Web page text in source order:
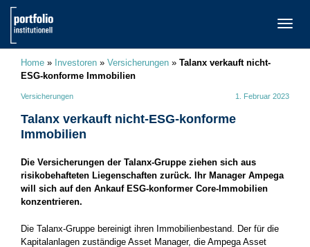
Home » Investoren » Versicherungen » Talanx verkauft nicht-
ESG-konforme Immobilien
Versicherungen 1. Februar 2023
Talanx verkauft nicht-ESG-konforme
Immobilien
Die Versicherungen der Talanx-Gruppe ziehen sich aus
risikobehafteten Liegenschaften zurück. Ihr Manager Ampega
will sich auf den Ankauf ESG-konformer Core-Immobilien
konzentrieren.
Die Talanx-Gruppe bereinigt ihren Immobilienbestand. Der für die
Kapitalanlagen zuständige Asset Manager, die Ampega Asset